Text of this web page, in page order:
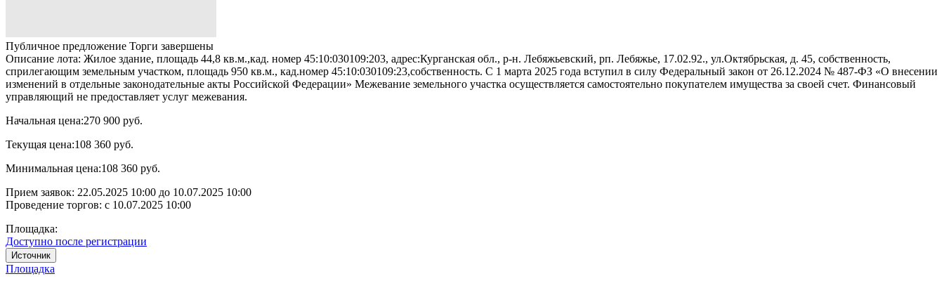
Публичное предложение Торги завершены
Описание лота: Жилое здание, площадь 44,8 кв.м.,кад. номер 45:10:030109:203, адрес:Курганская обл., р-н. Лебяжьевский, рп. Лебяжье, 17.02.92., ул.Октябрьская, д. 45, собственность,
сприлегающим земельным участком, площадь 950 кв.м., кад.номер 45:10:030109:23,собственность. С 1 марта 2025 года вступил в силу Федеральный закон от 26.12.2024 № 487-ФЗ «О внесении
изменений в отдельные законодательные акты Российской Федерации» Межевание земельного участка осуществляется самостоятельно покупателем имущества за своей счет. Финансовый
управляющий не предоставляет услуг межевания.
Начальная цена:270 900 руб.
Текущая цена:108 360 руб.
Минимальная цена:108 360 руб.
Прием заявок: 22.05.2025 10:00 до 10.07.2025 10:00
Проведение торгов: с 10.07.2025 10:00
Площадка:
Доступно после регистрации
Источник
Площадка